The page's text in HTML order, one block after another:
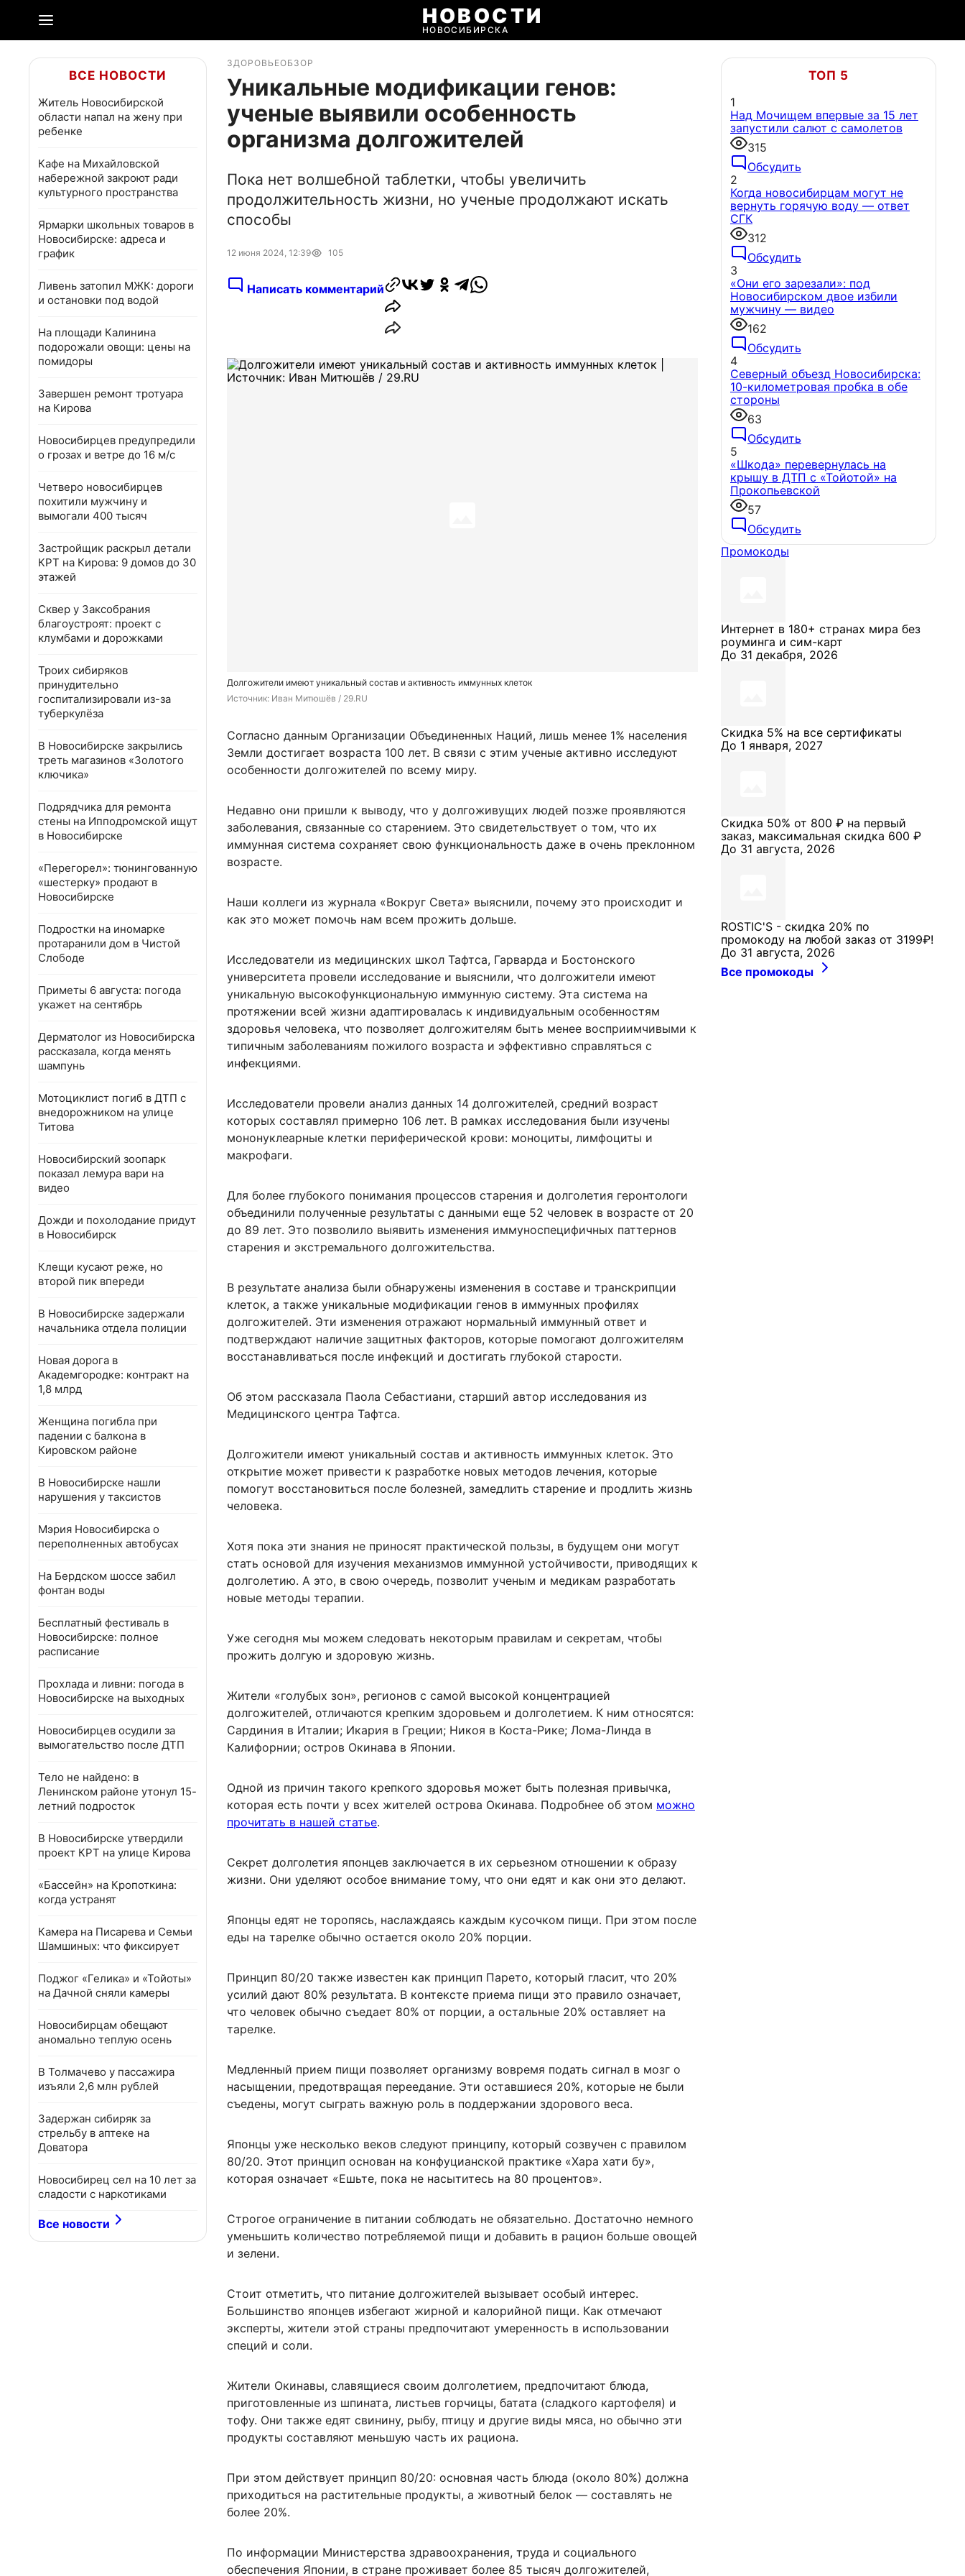
НОВОСТИ
НОВОСИБИРСКА
ВСЕ НОВОСТИ
Житель Новосибирской
области напал на жену при
ребенке
Кафе на Михайловской
набережной закроют ради
культурного пространства
Ярмарки школьных товаров в
Новосибирске: адреса и
график
Ливень затопил МЖК: дороги
и остановки под водой
На площади Калинина
подорожали овощи: цены на
помидоры
Завершен ремонт тротуара
на Кирова
Новосибирцев предупредили
о грозах и ветре до 16 м/с
Четверо новосибирцев
похитили мужчину и
вымогали 400 тысяч
Застройщик раскрыл детали
КРТ на Кирова: 9 домов до 30
этажей
Сквер у Заксобрания
благоустроят: проект с
клумбами и дорожками
Троих сибиряков
принудительно
госпитализировали из-за
туберкулёза
В Новосибирске закрылись
треть магазинов «Золотого
ключика»
Подрядчика для ремонта
стены на Ипподромской ищут
в Новосибирске
«Перегорел»: тюнингованную
«шестерку» продают в
Новосибирске
Подростки на иномарке
протаранили дом в Чистой
Слободе
Приметы 6 августа: погода
укажет на сентябрь
Дерматолог из Новосибирска
рассказала, когда менять
шампунь
Мотоциклист погиб в ДТП с
внедорожником на улице
Титова
Новосибирский зоопарк
показал лемура вари на
видео
Дожди и похолодание придут
в Новосибирск
Клещи кусают реже, но
второй пик впереди
В Новосибирске задержали
начальника отдела полиции
Новая дорога в
Академгородке: контракт на
1,8 млрд
Женщина погибла при
падении с балкона в
Кировском районе
В Новосибирске нашли
нарушения у таксистов
Мэрия Новосибирска о
переполненных автобусах
На Бердском шоссе забил
фонтан воды
Бесплатный фестиваль в
Новосибирске: полное
расписание
Прохлада и ливни: погода в
Новосибирске на выходных
Новосибирцев осудили за
вымогательство после ДТП
Тело не найдено: в
Ленинском районе утонул 15-
летний подросток
В Новосибирске утвердили
проект КРТ на улице Кирова
«Бассейн» на Кропоткина:
когда устранят
Камера на Писарева и Семьи
Шамшиных: что фиксирует
Поджог «Гелика» и «Тойоты»
на Дачной сняли камеры
Новосибирцам обещают
аномально теплую осень
В Толмачево у пассажира
изъяли 2,6 млн рублей
Задержан сибиряк за
стрельбу в аптеке на
Доватора
Новосибирец сел на 10 лет за
сладости с наркотиками
Все новости
ЗДОРОВЬЕОБЗОР
Уникальные модификации генов:
ученые выявили особенность
организма долгожителей
Пока нет волшебной таблетки, чтобы увеличить
продолжительность жизни, но ученые продолжают искать
способы
12 июня 2024, 12:39 105
Написать комментарий
Долгожители имеют уникальный состав и активность иммунных клеток
Источник: Иван Митюшёв / 29.RU
Согласно данным Организации Объединенных Наций, лишь менее 1% населения
Земли достигает возраста 100 лет. В связи с этим ученые активно исследуют
особенности долгожителей по всему миру.
Недавно они пришли к выводу, что у долгоживущих людей позже проявляются
заболевания, связанные со старением. Это свидетельствует о том, что их
иммунная система сохраняет свою функциональность даже в очень преклонном
возрасте.
Наши коллеги из журнала «Вокруг Света» выяснили, почему это происходит и
как это может помочь нам всем прожить дольше.
Исследователи из медицинских школ Тафтса, Гарварда и Бостонского
университета провели исследование и выяснили, что долгожители имеют
уникальную высокофункциональную иммунную систему. Эта система на
протяжении всей жизни адаптировалась к индивидуальным особенностям
здоровья человека, что позволяет долгожителям быть менее восприимчивыми к
типичным заболеваниям пожилого возраста и эффективно справляться с
инфекциями.
Исследователи провели анализ данных 14 долгожителей, средний возраст
которых составлял примерно 106 лет. В рамках исследования были изучены
мононуклеарные клетки периферической крови: моноциты, лимфоциты и
макрофаги.
Для более глубокого понимания процессов старения и долголетия геронтологи
объединили полученные результаты с данными еще 52 человек в возрасте от 20
до 89 лет. Это позволило выявить изменения иммуноспецифичных паттернов
старения и экстремального долгожительства.
В результате анализа были обнаружены изменения в составе и транскрипции
клеток, а также уникальные модификации генов в иммунных профилях
долгожителей. Эти изменения отражают нормальный иммунный ответ и
подтверждают наличие защитных факторов, которые помогают долгожителям
восстанавливаться после инфекций и достигать глубокой старости.
Об этом рассказала Паола Себастиани, старший автор исследования из
Медицинского центра Тафтса.
Долгожители имеют уникальный состав и активность иммунных клеток. Это
открытие может привести к разработке новых методов лечения, которые
помогут восстановиться после болезней, замедлить старение и продлить жизнь
человека.
Хотя пока эти знания не приносят практической пользы, в будущем они могут
стать основой для изучения механизмов иммунной устойчивости, приводящих к
долголетию. А это, в свою очередь, позволит ученым и медикам разработать
новые методы терапии.
Уже сегодня мы можем следовать некоторым правилам и секретам, чтобы
прожить долгую и здоровую жизнь.
Жители «голубых зон», регионов с самой высокой концентрацией
долгожителей, отличаются крепким здоровьем и долголетием. К ним относятся:
Сардиния в Италии; Икария в Греции; Никоя в Коста-Рике; Лома-Линда в
Калифорнии; остров Окинава в Японии.
Одной из причин такого крепкого здоровья может быть полезная привычка,
которая есть почти у всех жителей острова Окинава. Подробнее об этом можно
прочитать в нашей статье.
Секрет долголетия японцев заключается в их серьезном отношении к образу
жизни. Они уделяют особое внимание тому, что они едят и как они это делают.
Японцы едят не торопясь, наслаждаясь каждым кусочком пищи. При этом после
еды на тарелке обычно остается около 20% порции.
Принцип 80/20 также известен как принцип Парето, который гласит, что 20%
усилий дают 80% результата. В контексте приема пищи это правило означает,
что человек обычно съедает 80% от порции, а остальные 20% оставляет на
тарелке.
Медленный прием пищи позволяет организму вовремя подать сигнал в мозг о
насыщении, предотвращая переедание. Эти оставшиеся 20%, которые не были
съедены, могут сыграть важную роль в поддержании здорового веса.
Японцы уже несколько веков следуют принципу, который созвучен с правилом
80/20. Этот принцип основан на конфуцианской практике «Хара хати бу»,
которая означает «Ешьте, пока не насытитесь на 80 процентов».
Строгое ограничение в питании соблюдать не обязательно. Достаточно немного
уменьшить количество потребляемой пищи и добавить в рацион больше овощей
и зелени.
Стоит отметить, что питание долгожителей вызывает особый интерес.
Большинство японцев избегают жирной и калорийной пищи. Как отмечают
эксперты, жители этой страны предпочитают умеренность в использовании
специй и соли.
Жители Окинавы, славящиеся своим долголетием, предпочитают блюда,
приготовленные из шпината, листьев горчицы, батата (сладкого картофеля) и
тофу. Они также едят свинину, рыбу, птицу и другие виды мяса, но обычно эти
продукты составляют меньшую часть их рациона.
При этом действует принцип 80/20: основная часть блюда (около 80%) должна
приходиться на растительные продукты, а животный белок — составлять не
более 20%.
По информации Министерства здравоохранения, труда и социального
обеспечения Японии, в стране проживает более 85 тысяч долгожителей,
ТОП 5
1
Над Мочищем впервые за 15 лет
запустили салют с самолетов
315
Обсудить
2
Когда новосибирцам могут не
вернуть горячую воду — ответ
СГК
312
Обсудить
3
«Они его зарезали»: под
Новосибирском двое избили
мужчину — видео
162
Обсудить
4
Северный объезд Новосибирска:
10-километровая пробка в обе
стороны
63
Обсудить
5
«Шкода» перевернулась на
крышу в ДТП с «Тойотой» на
Прокопьевской
57
Обсудить
Промокоды
Интернет в 180+ странах мира без
роуминга и сим-карт
До 31 декабря, 2026
Скидка 5% на все сертификаты
До 1 января, 2027
Скидка 50% от 800 ₽ на первый
заказ, максимальная скидка 600 ₽
До 31 августа, 2026
ROSTIC'S - скидка 20% по
промокоду на любой заказ от 3199₽!
До 31 августа, 2026
Все промокоды